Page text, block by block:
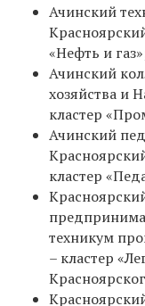
Ачинский
«Нефть и
Ачинский
хозяйства и
кластер
Ачинский
кластер
техникум
– кластер